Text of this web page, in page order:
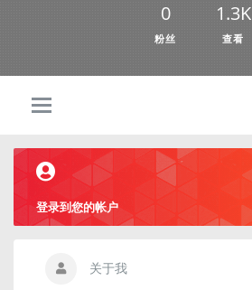
0
粉丝
1.3K
查看
登录到您的帐户
关于我